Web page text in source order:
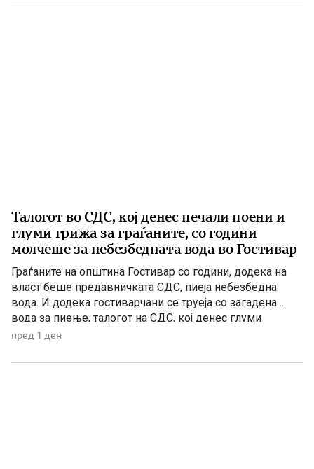
има нов Закон за енергетика, усогласен со европските
Талогот во СДС, кој денес печали поени и
глуми грижа за граѓаните, со години
молчеше за небезбедната вода во Гостивар
Граѓаните на општина Гостивар со години, додека на
власт беше предавничката СДС, пиеја небезбедна
вода. И додека гостиварчани се труеја со загадена
вода за пиење, талогот на СДС, кој денес глуми
загриженост, само за да ќари некој беден политички
анализи, во повеќе наврати во гостиварскиот
пред 1 ден